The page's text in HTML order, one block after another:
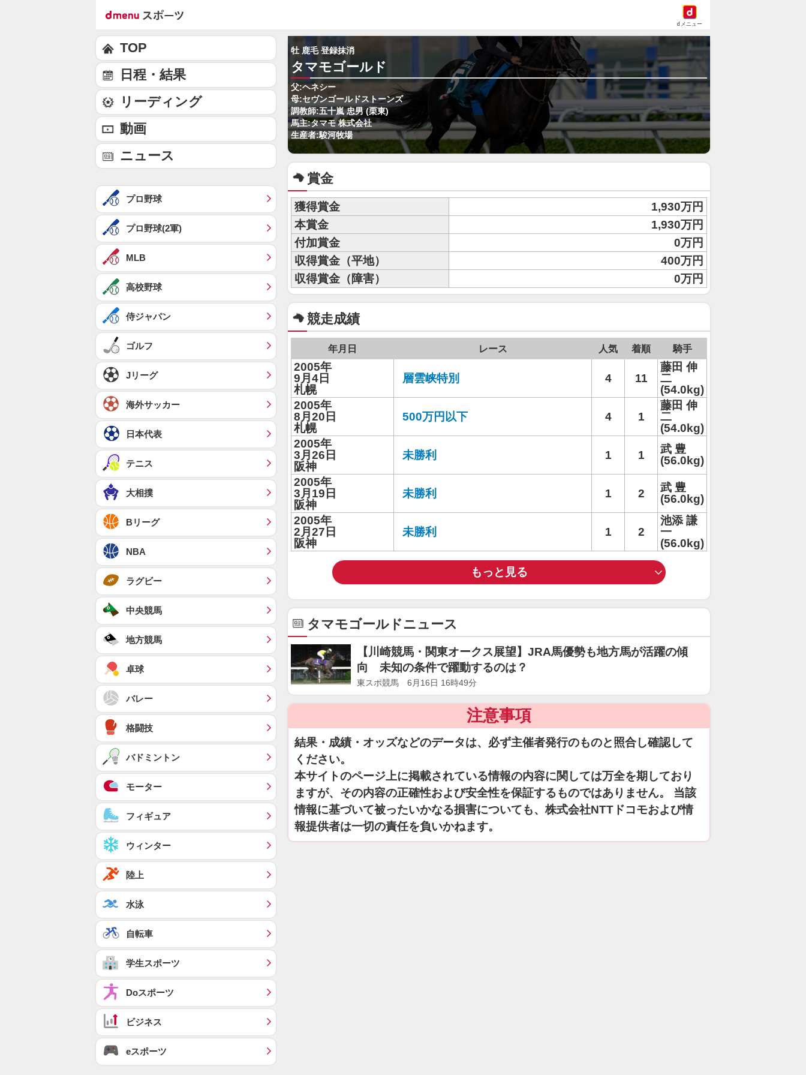
dメニュー
牡 鹿毛 登録抹消
タマモゴールド
父:ヘネシー
母:セヴンゴールドストーンズ
調教師:五十嵐 忠男 (栗東)
馬主:タマモ 株式会社
生産者:駿河牧場
賞金
獲得賞金
1,930万円
本賞金
1,930万円
付加賞金
0万円
収得賞金（平地）
400万円
収得賞金（障害）
0万円
競走成績
年月日 レース 人気 着順 騎手
2005年
9月4日
札幌
層雲峡特別 4 11
藤田 伸
二
(54.0kg)
2005年
8月20日
札幌
500万円以下 4 1
藤田 伸
二
(54.0kg)
2005年
3月26日
阪神
未勝利 1 1
武 豊
(56.0kg)
2005年
3月19日
阪神
未勝利 1 2
武 豊
(56.0kg)
2005年
2月27日
阪神
未勝利 1 2
池添 謙
一
(56.0kg)
もっと見る
タマモゴールドニュース
【川崎競馬・関東オークス展望】JRA馬優勢も地方馬が活躍の傾
向 未知の条件で躍動するのは？
東スポ競馬 6月16日 16時49分
注意事項
結果・成績・オッズなどのデータは、必ず主催者発行のものと照合し確認して
ください。
本サイトのページ上に掲載されている情報の内容に関しては万全を期しており
ますが、その内容の正確性および安全性を保証するものではありません。 当該
情報に基づいて被ったいかなる損害についても、株式会社NTTドコモおよび情
報提供者は一切の責任を負いかねます。
TOP
日程・結果
リーディング
動画
ニュース
プロ野球
プロ野球(2軍)
MLB
高校野球
侍ジャパン
ゴルフ
Jリーグ
海外サッカー
日本代表
テニス
大相撲
Bリーグ
NBA
ラグビー
中央競馬
地方競馬
卓球
バレー
格闘技
バドミントン
モーター
フィギュア
ウィンター
陸上
水泳
自転車
学生スポーツ
Doスポーツ
ビジネス
eスポーツ